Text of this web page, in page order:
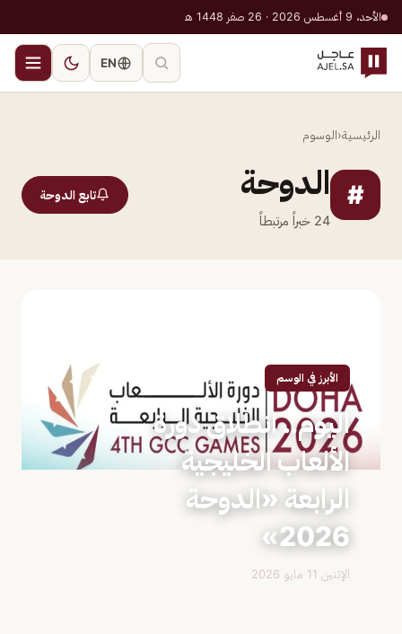
الأحد، 9 أغسطس 2026 · 26 صفر 1448 هـ
EN
الرئيسية‹الوسوم
# الدوحة
24 خبراً مرتبطاً
تابع الدوحة
الأبرز في الوسم
اليوم.. انطلاق دورة
الألعاب الخليجية
الرابعة «الدوحة
2026»
الإثنين 11 مايو 2026